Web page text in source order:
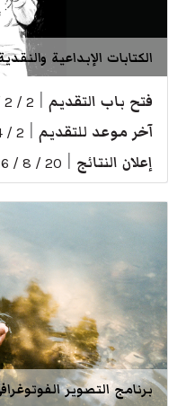
الكتابات الإبداعية
فتح باب التقديم 2 / 2 / 2026
آخر موعد للتقديم 2 / 4 / 2026
إعلان النتائج 20 / 8 / 2026
برنامج التصوير